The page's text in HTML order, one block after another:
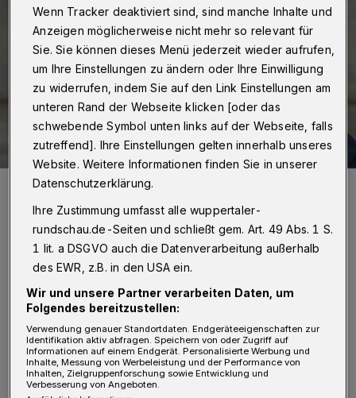
Servet Köksal.
„Friedrich Merz lenkt bewusst von unserer
gesellschaftlichen Herausforderung ab und
bedient wieder einmal blanken Populismus
und schürt rassistische Ressentiments“, so
Wenn Tracker deaktiviert sind, sind manche Inhalte und
Anzeigen möglicherweise nicht mehr so relevant für
Sie. Sie können dieses Menü jederzeit wieder aufrufen,
um Ihre Einstellungen zu ändern oder Ihre Einwilligung
zu widerrufen, indem Sie auf den Link Einstellungen am
unteren Rand der Webseite klicken [oder das
schwebende Symbol unten links auf der Webseite, falls
zutreffend]. Ihre Einstellungen gelten innerhalb unseres
Website. Weitere Informationen finden Sie in unserer
Datenschutzerklärung.
Ihre Zustimmung umfasst alle wuppertaler-
rundschau.de-Seiten und schließt gem. Art. 49 Abs. 1 S.
1 lit. a DSGVO auch die Datenverarbeitung außerhalb
des EWR, z.B. in den USA ein.
Wir und unsere Partner verarbeiten Daten, um
Folgendes bereitzustellen:
Verwendung genauer Standortdaten. Endgeräteeigenschaften zur
Identifikation aktiv abfragen. Speichern von oder Zugriff auf
Informationen auf einem Endgerät. Personalisierte Werbung und
Inhalte, Messung von Werbeleistung und der Performance von
Inhalten, Zielgruppenforschung sowie Entwicklung und
Verbesserung von Angeboten.